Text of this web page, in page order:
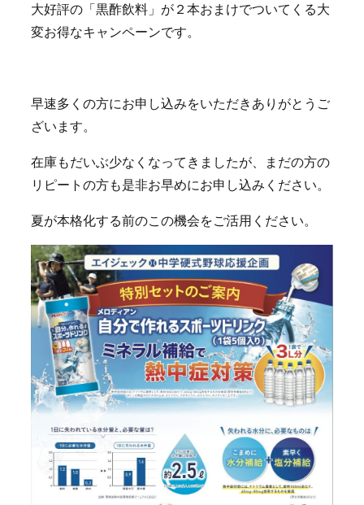
大好評の「黒酢飲料」が２本おまけでついてくる大
変お得なキャンペーンです。
早速多くの方にお申し込みをいただきありがとうご
ざいます。
在庫もだいぶ少なくなってきましたが、まだの方の
リピートの方も是非お早めにお申し込みください。
夏が本格化する前のこの機会をご活用ください。